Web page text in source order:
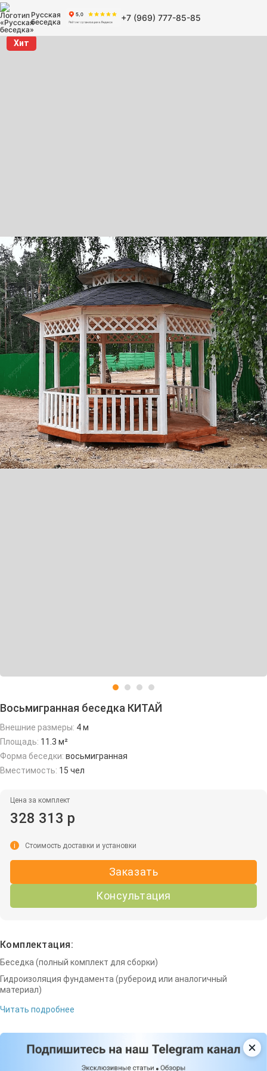
Русская
беседка
+7 (969) 777-85-85
Хит
Восьмигранная беседка КИТАЙ
Внешние размеры: 4 м
Площадь: 11.3 м²
Форма беседки: восьмигранная
Вместимость: 15 чел
Цена за комплект
328 313 р
Заказать
Консультация
i Стоимость доставки и установки
Комплектация:
Беседка (полный комплект для сборки)
Гидроизоляция фундамента (рубероид или аналогичный
материал)
Читать подробнее